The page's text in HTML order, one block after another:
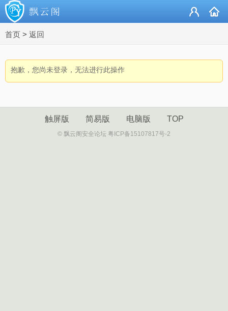
首页 > 返回
抱歉，您尚未登录，无法进行此操作
触屏版 简易版 电脑版 TOP
© 飘云阁安全论坛 粤ICP备15107817号-2